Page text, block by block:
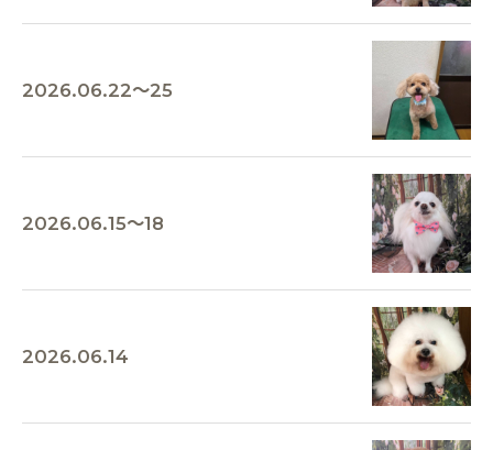
2026.06.22～25
2026.06.15～18
2026.06.14